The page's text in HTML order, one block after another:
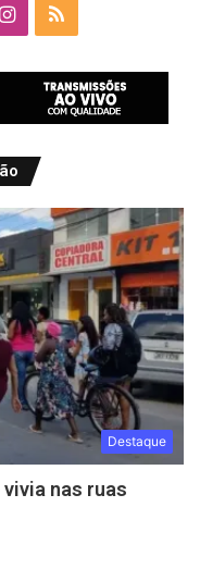
Instagram
RSS
Destaque
nas ruas